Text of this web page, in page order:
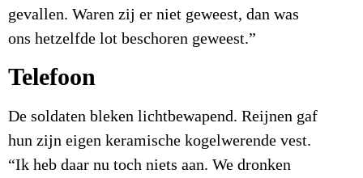
gevallen. Waren zij er niet geweest, dan was
ons hetzelfde lot beschoren geweest.”
Telefoon
De soldaten bleken lichtbewapend. Reijnen gaf
hun zijn eigen keramische kogelwerende vest.
“Ik heb daar nu toch niets aan. We dronken